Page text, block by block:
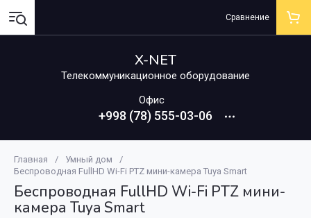
X-NET
Телекоммуникационное оборудование
Офис
+998 (78) 555-03-06
Сравнение
Главная / Умный дом
/
Беспроводная FullHD Wi-Fi PTZ мини-камера Tuya Smart
Беспроводная FullHD Wi-Fi PTZ мини-
камера Tuya Smart